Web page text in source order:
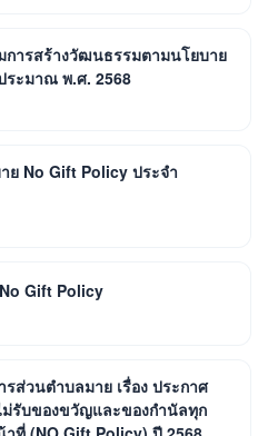
การสร้างวัฒนธรรมตามนโยบาย
ระมาณ พ.ศ. 2568
ย No Gift Policy ประจำ
Gift Policy
ส่วนตำบลมาย เรื่อง ประกาศ
รับของขวัญและของกำนัลทุก